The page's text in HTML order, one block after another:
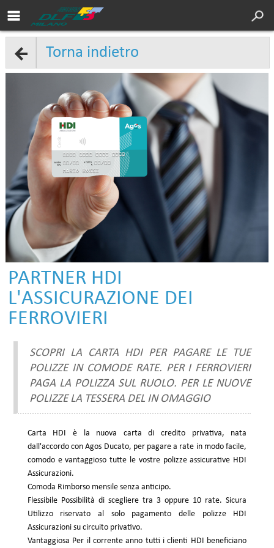
Area soci DLF
Cultura
Turismo
DLF Nazionale
Chi siamo
Convenzioni
Contatti
Torna indietro
PARTNER HDI
L'ASSICURAZIONE DEI
FERROVIERI
SCOPRI LA CARTA HDI PER PAGARE LE TUE
POLIZZE IN COMODE RATE. PER I FERROVIERI
PAGA LA POLIZZA SUL RUOLO. PER LE NUOVE
POLIZZE LA TESSERA DEL IN OMAGGIO
Carta HDI è la nuova carta di credito privativa, nata
dall'accordo con Agos Ducato, per pagare a rate in modo facile,
comodo e vantaggioso tutte le vostre polizze assicurative HDI
Assicurazioni.
Comoda Rimborso mensile senza anticipo.
Flessibile Possibilità di scegliere tra 3 oppure 10 rate. Sicura
Utilizzo riservato al solo pagamento delle polizze HDI
Assicurazioni su circuito privativo.
Vantaggiosa Per il corrente anno tutti i clienti HDI beneficiano